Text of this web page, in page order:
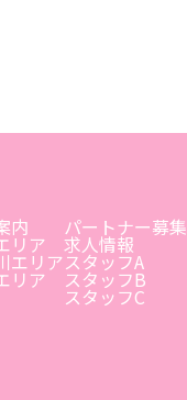
内
リア
エリア
リア
パートナー募集
求人情報
スタッフA
スタッフB
スタッフC